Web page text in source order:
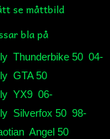
se måttbild
bla på
Thunderbike 50 04-
GTA 50
YX9 06-
Silverfox 50 98-
Angel 50